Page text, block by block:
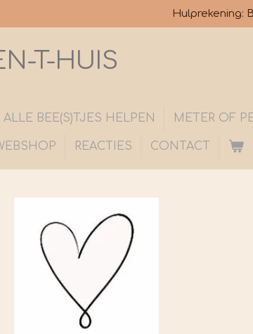
Hulprekening:
T-HUIS
ALLE BEE(S)TJES HELPEN METER OF
REACTIES CONTACT